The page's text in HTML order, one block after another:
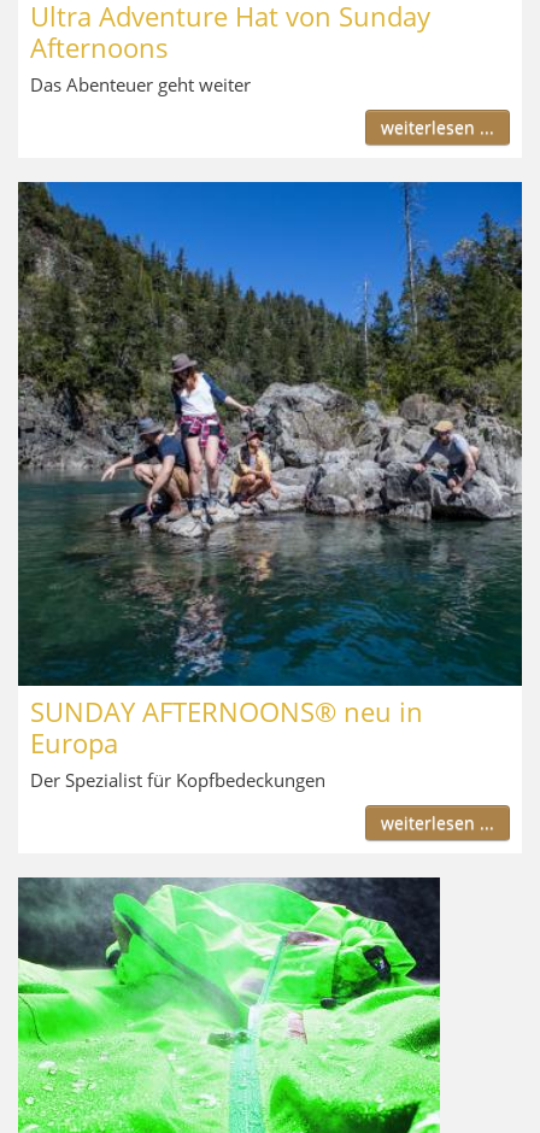
Ultra Adventure Hat von Sunday
Afternoons
Das Abenteuer geht weiter
weiterlesen ...
SUNDAY AFTERNOONS® neu in
Europa
Der Spezialist für Kopfbedeckungen
weiterlesen ...